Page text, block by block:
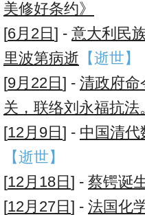
美修好条约》
[6月2日 ] - 意大利民
里波第病逝 【逝世】
[9月22日 ] - 清政府命
关，联络刘永福抗法
[12月9日 ] - 中国清代
【逝世】
[12月18日 ] - 蔡锷诞
[12月27日 ] - 法国化